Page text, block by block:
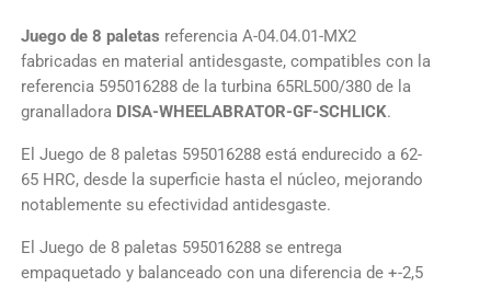
Juego de 8 paletas referencia A-04.04.01-MX2
fabricadas en material antidesgaste, compatibles con la
referencia 595016288 de la turbina 65RL500/380 de la
granalladora DISA-WHEELABRATOR-GF-SCHLICK.
El Juego de 8 paletas 595016288 está endurecido a 62-
65 HRC, desde la superficie hasta el núcleo, mejorando
notablemente su efectividad antidesgaste.
El Juego de 8 paletas 595016288 se entrega
empaquetado y balanceado con una diferencia de +-2,5